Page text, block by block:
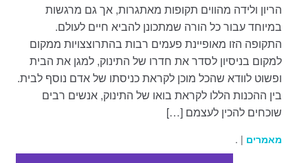
הריון ולידה מהווים תקופות מאתגרות, אך גם מרגשות
במיוחד עבור כל הורה שמתכונן להביא חיים לעולם.
התקופה הזו מאופיינת פעמים רבות בהתרוצצויות ממקום
למקום בניסיון לסדר את חדרו של התינוק, למגן את הבית
ופשוט לוודא שהכל מוכן לקראת כניסתו של אדם נוסף לבית.
בין ההכנות הללו לקראת בואו של התינוק, אנשים רבים
שוכחים להכין לעצמם […]
מאמרים | .